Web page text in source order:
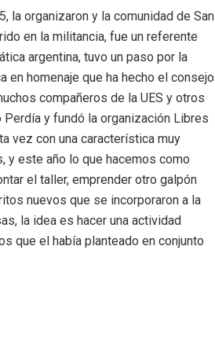
la organizaron y la comunidad de San
en la militancia, fue un referente
argentina, tuvo un paso por la
en homenaje que ha hecho el consejo
compañeros de la UES y otros
y fundó la organización Libres
vez con una característica muy
y este año lo que hacemos como
el taller, emprender otro galpón
nuevos que se incorporaron a la
la idea es hacer una actividad
que el había planteado en conjunto